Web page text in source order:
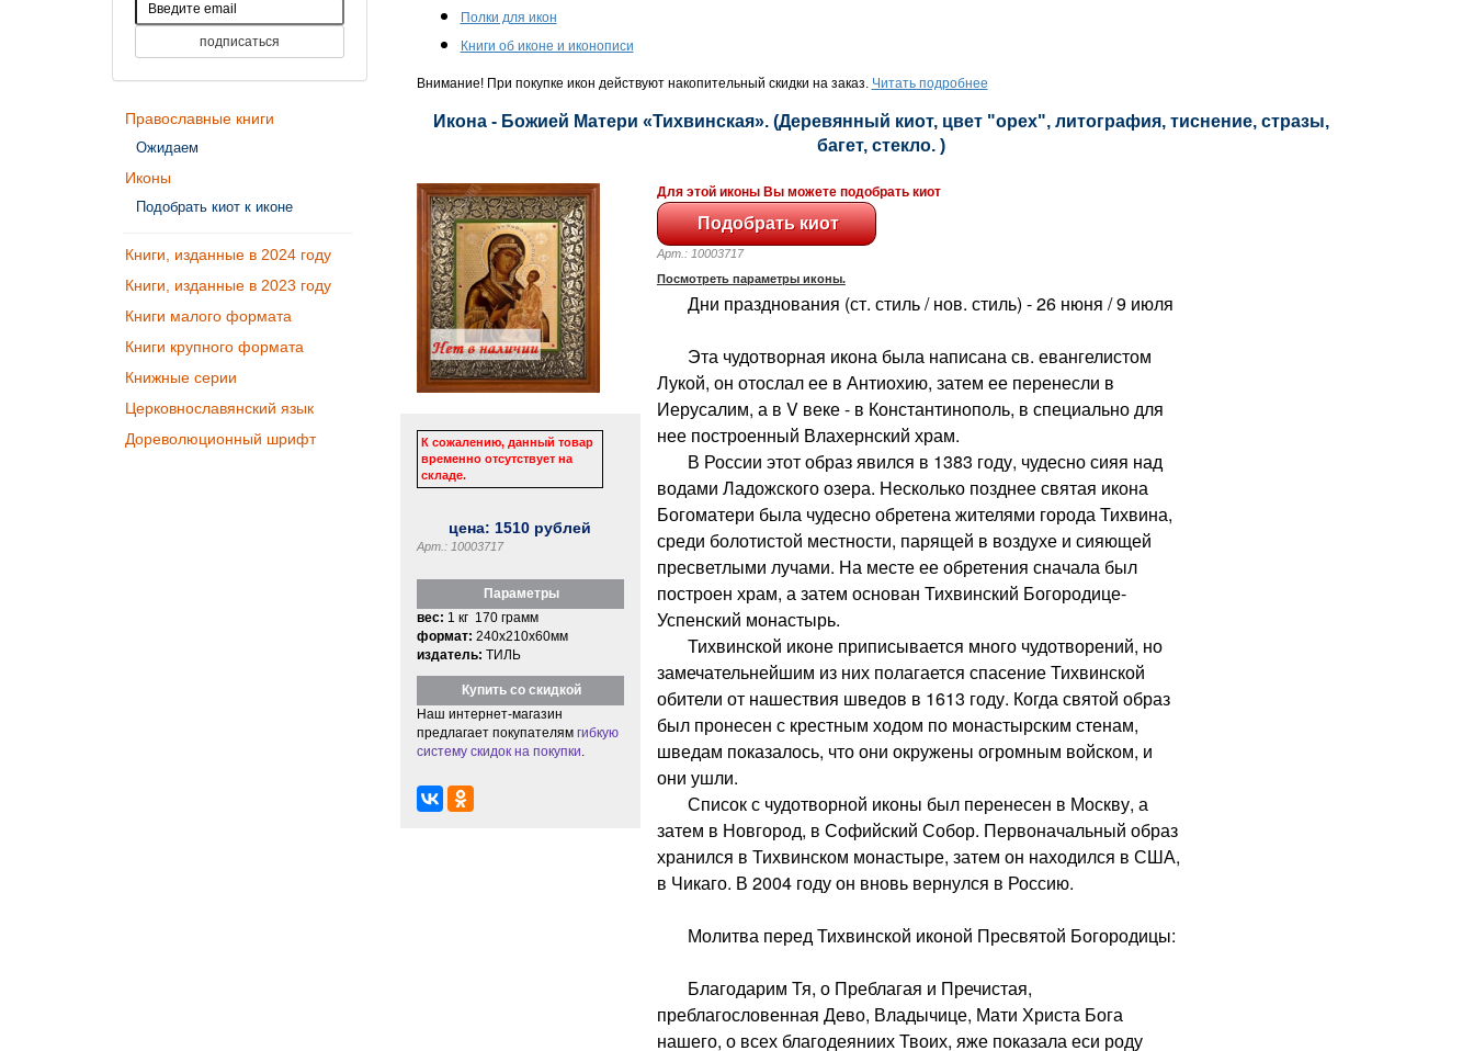
Православные книги
Ожидаем
Иконы
Подобрать киот к иконе
Книги, изданные в 2024 году
Книги, изданные в 2023 году
Книги малого формата
Книги крупного формата
Книжные серии
Церковнославянский язык
Дореволюционный шрифт
Полки для икон
Книги об иконе и иконописи
Внимание! При покупке икон действуют накопительный скидки на заказ. Читать подробнее
Икона - Божией Матери «Тихвинская». (Деревянный киот, цвет "орех", литография, тиснение, стразы,
багет, стекло. )
К сожалению, данный товар
временно отсутствует на
складе.
цена: 1510 рублей
Арт.: 10003717
Параметры
вес: 1 кг 170 грамм
формат: 240x210x60мм
издатель: ТИЛЬ
Купить со скидкой
Наш интернет-магазин
предлагает покупателям гибкую
систему скидок на покупки
Для этой иконы Вы можете подобрать киот
Арт.: 10003717
Посмотреть параметры иконы.
Дни празднования (ст. стиль / нов. стиль) - 26 нюня / 9 июля
Эта чудотворная икона была написана св. евангелистом
Лукой, он отослал ее в Антиохию, затем ее перенесли в
Иерусалим, а в V веке - в Константинополь, в специально для
нее построенный Влахернский храм.
В России этот образ явился в 1383 году, чудесно сияя над
водами Ладожского озера. Несколько позднее святая икона
Богоматери была чудесно обретена жителями города Тихвина,
среди болотистой местности, парящей в воздухе и сияющей
пресветлыми лучами. На месте ее обретения сначала был
построен храм, а затем основан Тихвинский Богородице-
Успенский монастырь.
Тихвинской иконе приписывается много чудотворений, но
замечательнейшим из них полагается спасение Тихвинской
обители от нашествия шведов в 1613 году. Когда святой образ
был пронесен с крестным ходом по монастырским стенам,
шведам показалось, что они окружены огромным войском, и
они ушли.
Список с чудотворной иконы был перенесен в Москву, а
затем в Новгород, в Софийский Собор. Первоначальный образ
хранился в Тихвинском монастыре, затем он находился в США,
в Чикаго. В 2004 году он вновь вернулся в Россию.
Молитва перед Тихвинской иконой Пресвятой Богородицы:
Благодарим Тя, о Преблагая и Пречистая,
преблагословенная Дево, Владычице, Мати Христа Бога
нашего, о всех благодеяниих Твоих, яже показала еси роду